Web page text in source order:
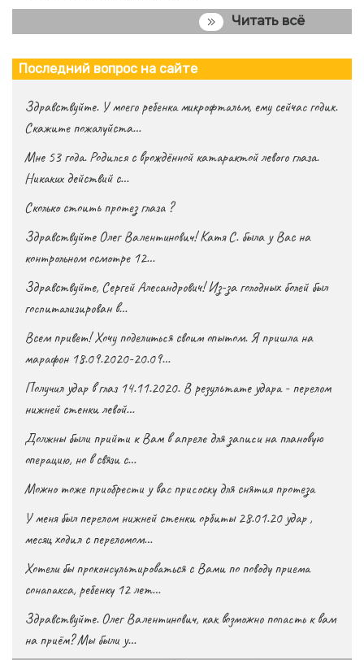
Читать всё
Последний вопрос на сайте
Здравствуйте. У моего ребенка микрофтальм, ему сейчас годик.
Скажите пожалуйста…
Мне 53 года. Родился с врождённой катарактой левого глаза.
Никаких действий с…
Сколько стоить протез глаза ?
Здравствуйте Олег Валентинович! Катя С. была у Вас на
контрольном осмотре 12…
Здравствуйте, Сергей Алесандрович! Из-за голодных болей был
госпитализирован в…
Всем привет! Хочу поделиться своим опытом. Я пришла на
марафон 18.09.2020-20.09…
Получил удар в глаз 14.11.2020. В результате удара - перелом
нижней стенки левой…
Должны были прийти к Вам в апреле для записи на плановую
операцию, но в связи с…
Можно тоже приобрести у вас присоску для снятия протеза
У меня был перелом нижней стенки орбиты 28.01.20 удар ,
месяц ходил с переломом…
Хотели бы проконсультироваться с Вами по поводу приема
сонапакса, ребенку 12 лет…
Здравствуйте. Олег Валентинович, как возможно попасть к вам
на приём? Мы были у…